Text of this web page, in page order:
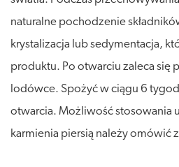
naturalne pochodzenie
krystalizacja lub sedymentacja,
produktu. Po otwarciu zaleca się
lodówce. Spożyć w ciągu 6
otwarcia. Możliwość stosowania
karmienia piersią należy omówić